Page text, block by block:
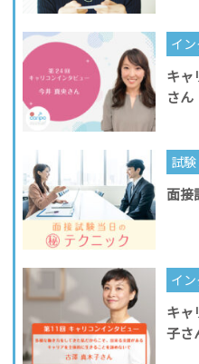
イ
キャ
さん
試験
面接
イ
キャ
子さ